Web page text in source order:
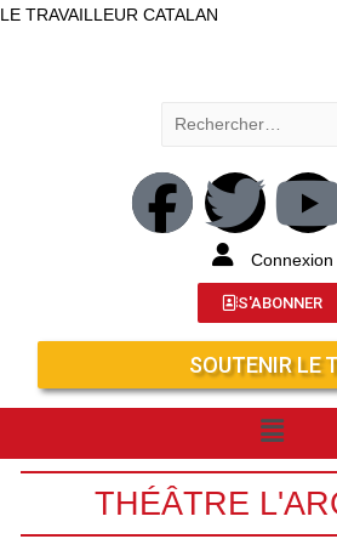
LE TRAVAILLEUR CATALAN
Connexion
S'ABONNER
SOUTENIR LE
THÉÂTRE